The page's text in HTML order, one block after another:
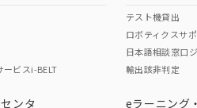
この製品の規格認証/適合
ービスi-BELT
ンタ
テスト機貸出
ロボティクスサ
日本語相談窓口
輸出該非判定
eラーニング